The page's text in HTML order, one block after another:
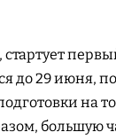
стартует
до 29 июня,
на
большую